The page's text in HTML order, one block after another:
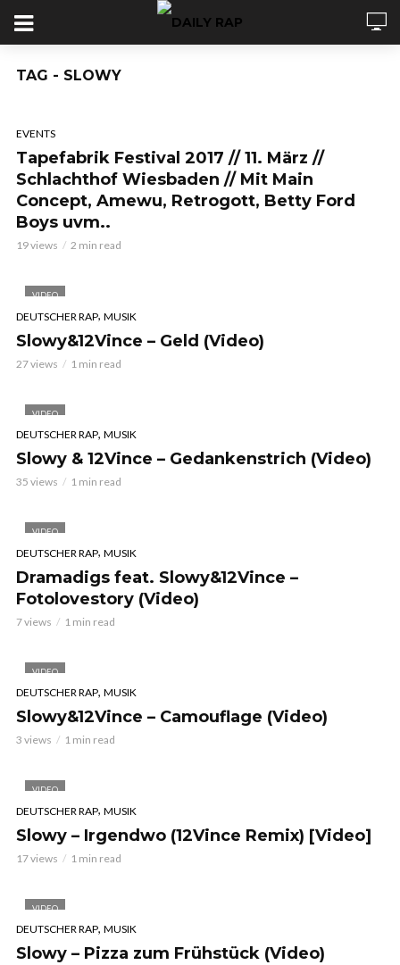
TAG - SLOWY
EVENTS
Tapefabrik Festival 2017 // 11. März //
Schlachthof Wiesbaden // Mit Main
Concept, Amewu, Retrogott, Betty Ford
Boys uvm..
19 views 2 min read
VIDEO
DEUTSCHER RAP, MUSIK
Slowy&12Vince – Geld (Video)
27 views 1 min read
VIDEO
DEUTSCHER RAP, MUSIK
Slowy & 12Vince – Gedankenstrich (Video)
35 views 1 min read
VIDEO
DEUTSCHER RAP, MUSIK
Dramadigs feat. Slowy&12Vince –
Fotolovestory (Video)
7 views 1 min read
VIDEO
DEUTSCHER RAP, MUSIK
Slowy&12Vince – Camouflage (Video)
3 views 1 min read
VIDEO
DEUTSCHER RAP, MUSIK
Slowy – Irgendwo (12Vince Remix) [Video]
17 views 1 min read
VIDEO
DEUTSCHER RAP, MUSIK
Slowy – Pizza zum Frühstück (Video)